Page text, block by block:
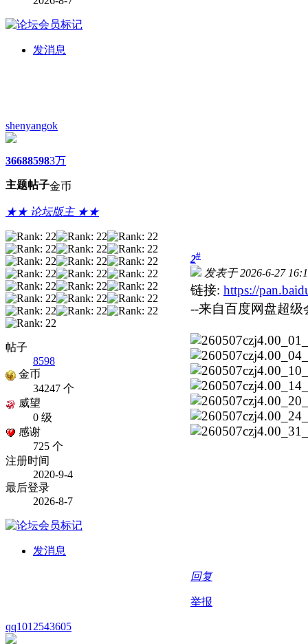
发消息
shenyangok
3668
主题
8598
帖子
3万
金币
★★ 论坛版主 ★★
帖子
8598
金币
34247 个
威望
0 级
感谢
725 个
注册时间
2020-9-4
最后登录
2026-8-7
发消息
2#
发表于 2026-6-27
链接: https://
--来自百度网盘超级
回复
举报
qq1012543605